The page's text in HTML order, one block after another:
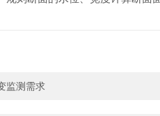
监测需求